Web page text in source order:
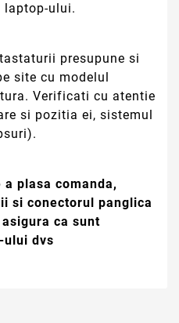
laptop-ului.
presupune si
site cu modelul
Verificati cu atentie
si pozitia ei, sistemul
a plasa comanda,
si conectorul panglica
ca sunt
ului dvs